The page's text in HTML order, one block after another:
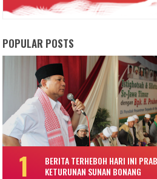
POPULAR POSTS
BERITA TERHEBOH HARI INI
KETURUNAN SUNAN BONANG